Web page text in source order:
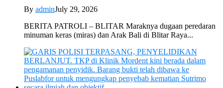
By adminJuly 29, 2026
BERITA PATROLI – BLITAR Maraknya dugaan peredaran
minuman keras (miras) dan Arak Bali di Blitar Raya...